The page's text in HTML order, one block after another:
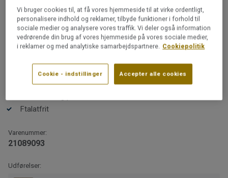
iQ Surface er resultatet af et kreativt samarbejde med
det svenske designbureau Note Design Studio.
Kollektionen blev lanceret under Milano Design Week
2019 og har mødt stor opmærksomhed.
Farverne er udvalgt til designentusiasten, som sætter
Kollektionen er GVK-godkendt og opfylder branchens
entré eller bryggers. Kontakt altid en GVK-autoriseret
Læs mere
Genanvendeligt
GVK-godkendt til vådrum
Ftalatfrit
Varenummer:
21089093
Udførelser:
Vi bruger cookies til, at få vores hjemmeside til at virke ordentligt,
personalisere indhold og reklamer, tilbyde funktioner i forhold til
sociale medier og analysere vores traffik. Vi deler også information
vedrørende din brug af vores hjemmeside på vores sociale medier,
i reklamer og med analytiske samarbejdspartnere. Cookiepolitik
Cookie - indstillinger Accepter alle cookies